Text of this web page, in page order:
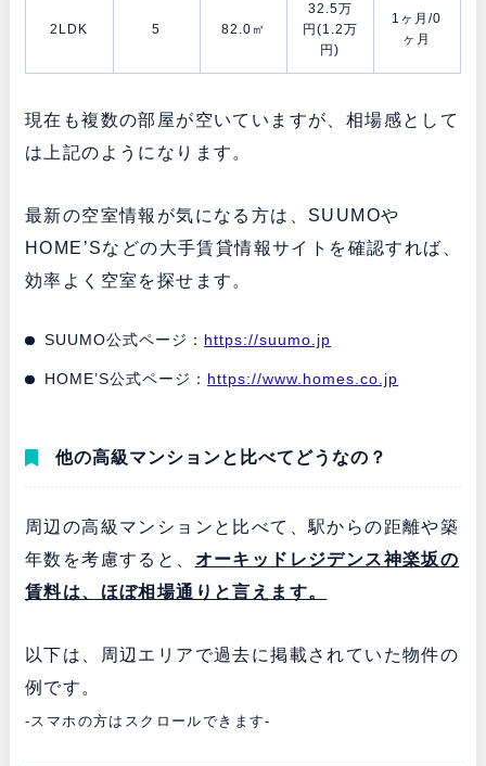
2LDK 5 82.0㎡
32.5万
円(1.2万
円)
1ヶ月/0
ヶ月
現在も複数の部屋が空いていますが、相場感として
は上記のようになります。
最新の空室情報が気になる方は、SUUMOや
HOME’Sなどの大手賃貸情報サイトを確認すれば、
効率よく空室を探せます。
SUUMO公式ページ： https://suumo.jp
HOME’S公式ページ： https://www.homes.co.jp
他の高級マンションと比べてどうなの？
周辺の高級マンションと比べて、駅からの距離や築
年数を考慮すると、 オーキッドレジデンス神楽坂の
賃料は、ほぼ相場通りと言えます。
以下は、周辺エリアで過去に掲載されていた物件の
例です。
-スマホの方はスクロールできます-